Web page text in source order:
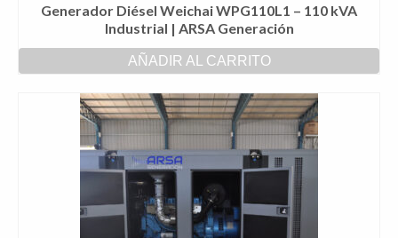
Generador Diésel Weichai WPG110L1 – 110 kVA
Industrial | ARSA Generación
AÑADIR AL CARRITO